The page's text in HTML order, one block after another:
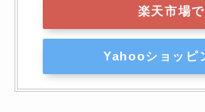
楽天市場
Yahooショッピ